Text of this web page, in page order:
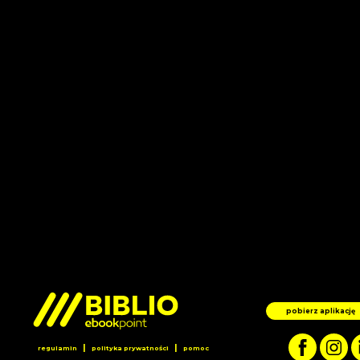
pobierz aplikację
regulamin | polityka prywatności | pomoc